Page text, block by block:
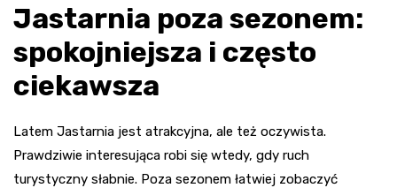
Jastarnia poza sezonem:
spokojniejsza i często
ciekawsza
Latem Jastarnia jest atrakcyjna, ale też oczywista.
Prawdziwie interesująca robi się wtedy, gdy ruch
turystyczny słabnie. Poza sezonem łatwiej zobaczyć